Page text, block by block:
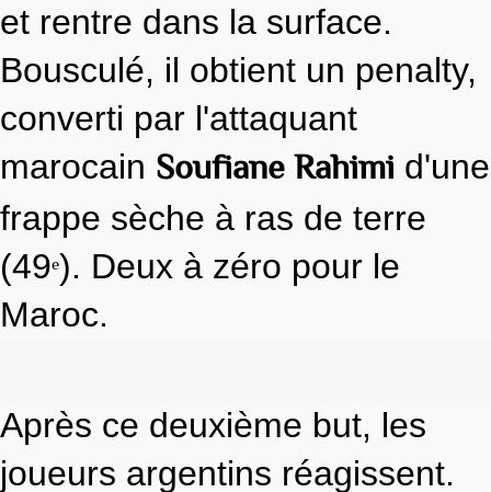
et rentre dans la surface.
Bousculé, il obtient un penalty,
converti par l'attaquant
marocain Soufiane Rahimi d'une
frappe sèche à ras de terre
(49e). Deux à zéro pour le
Maroc.
Après ce deuxième but, les
joueurs argentins réagissent.